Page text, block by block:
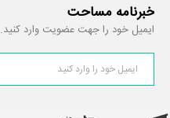
خبرنامه مساحت
ایمیل خود را جهت عضویت وارد کنید.